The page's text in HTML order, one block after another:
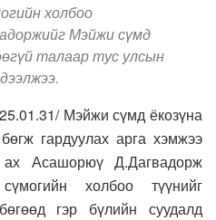
холбоо
Мэйжи сүмд
талаар тус улсын
Мэйжи сүмд ёкозүна
гардуулах арга хэмжээ
Асашорюү Д.Дагвадорж
холбоо түүнийг
гэр бүлийн суудалд